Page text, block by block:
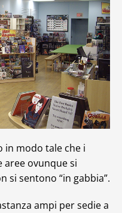
modo tale che i
aree ovunque si
si sentono “in gabbia”.
ampi per sedie a